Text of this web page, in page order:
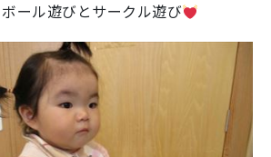
ール遊びとサークル遊び